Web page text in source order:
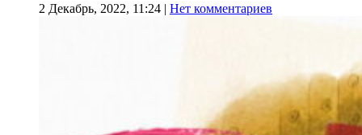
2 Декабрь, 2022, 11:24 | Нет комментариев